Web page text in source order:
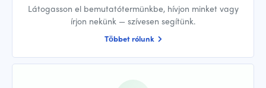
Látogasson el bemutatótermünkbe, hívjon minket vagy
írjon nekünk — szívesen segítünk.
Többet rólunk